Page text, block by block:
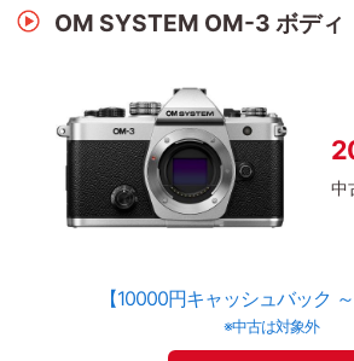
OM SYSTEM OM-3 ボディ
中
【10000円キャッシュバック
※中古は対象外